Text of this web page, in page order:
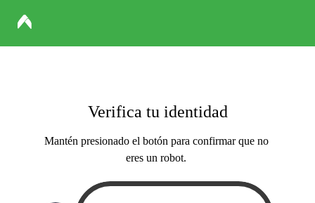
Verifica tu identidad
Mantén presionado el botón para confirmar que no
eres un robot.